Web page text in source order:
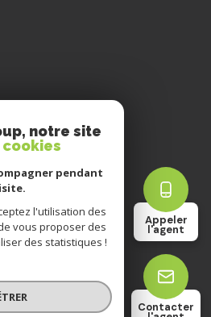
Appeler
l'agent
Contacter
notre site
pendant
l'utilisation des
vous proposer des
des statistiques !